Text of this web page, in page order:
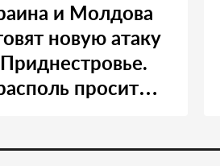
и Молдова
новую атаку
просит